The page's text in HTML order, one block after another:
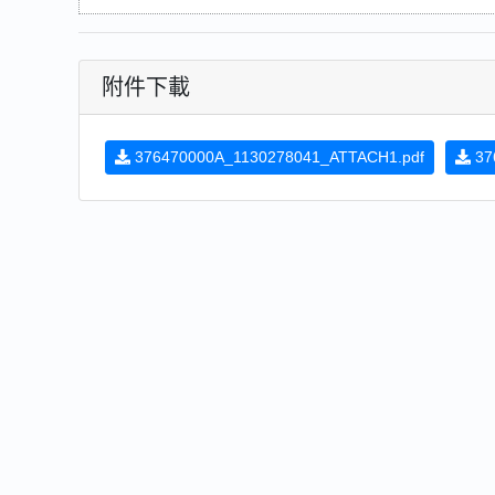
附件下載
376470000A_1130278041_ATTACH1.pdf